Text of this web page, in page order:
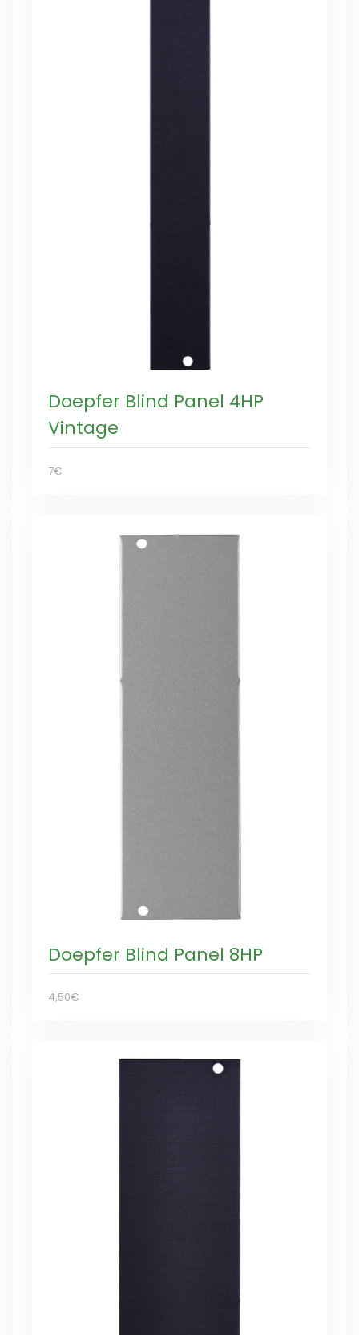
Doepfer Blind Panel 4HP
Vintage
7€
Doepfer Blind Panel 8HP
4,50€